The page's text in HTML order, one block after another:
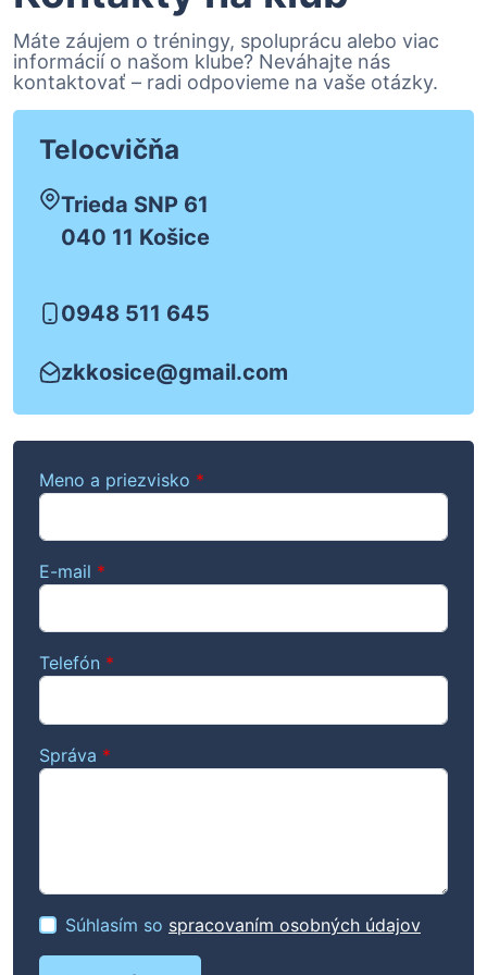
Máte záujem o tréningy, spoluprácu alebo viac
informácií o našom klube? Neváhajte nás
kontaktovať – radi odpovieme na vaše otázky.
Telocvičňa
Trieda SNP 61
040 11 Košice
0948 511 645
zkkosice@gmail.com
Meno a priezvisko *
E-mail *
Telefón *
Správa *
Súhlasím so spracovaním osobných údajov